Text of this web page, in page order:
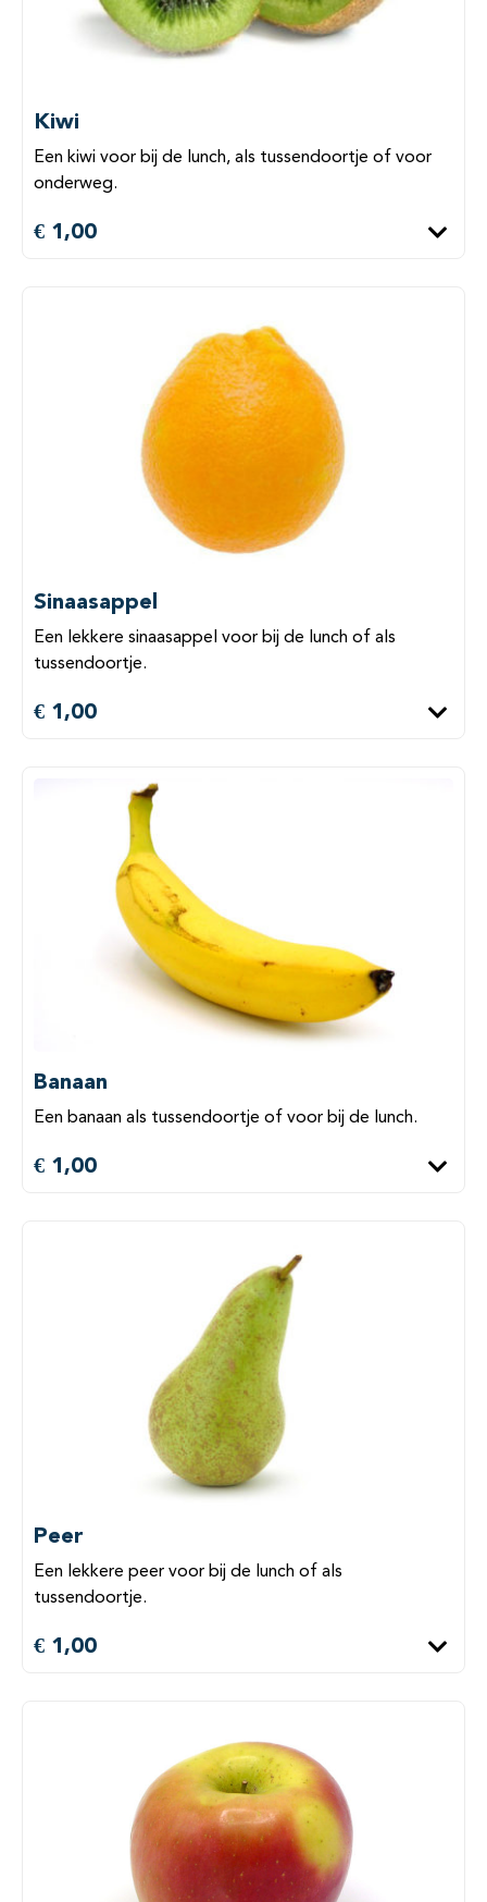
Kiwi
Een kiwi voor bij de lunch, als tussendoortje of voor
onderweg.
€ 1,00
Sinaasappel
Een lekkere sinaasappel voor bij de lunch of als
tussendoortje.
€ 1,00
Banaan
Een banaan als tussendoortje of voor bij de lunch.
€ 1,00
Peer
Een lekkere peer voor bij de lunch of als
tussendoortje.
€ 1,00